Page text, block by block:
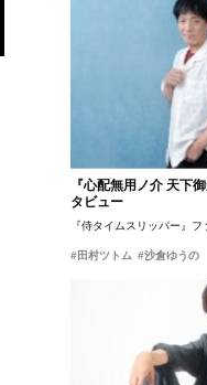
『心配無用ノ介 天下
タビュー
『侍タイムスリッパー』
#田村ツトム #沙倉ゆうの